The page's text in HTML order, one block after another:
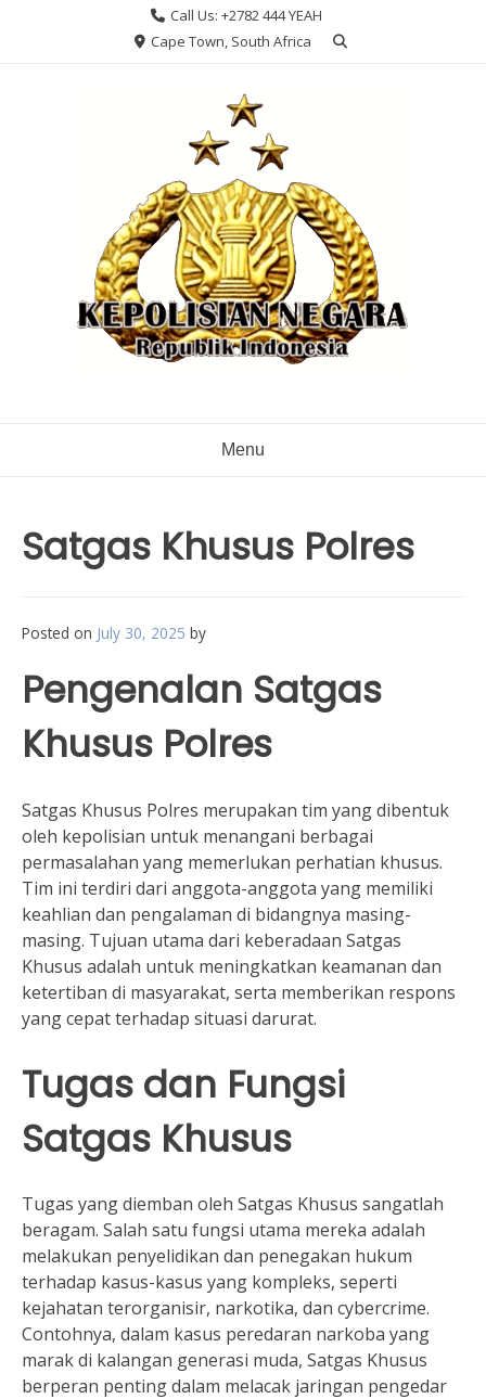
Call Us: +2782 444 YEAH
Cape Town, South Africa
Menu
Satgas Khusus Polres
Posted on July 30, 2025 by
Pengenalan Satgas
Khusus Polres
Satgas Khusus Polres merupakan tim yang dibentuk
oleh kepolisian untuk menangani berbagai
permasalahan yang memerlukan perhatian khusus.
Tim ini terdiri dari anggota-anggota yang memiliki
keahlian dan pengalaman di bidangnya masing-
masing. Tujuan utama dari keberadaan Satgas
Khusus adalah untuk meningkatkan keamanan dan
ketertiban di masyarakat, serta memberikan respons
yang cepat terhadap situasi darurat.
Tugas dan Fungsi
Satgas Khusus
Tugas yang diemban oleh Satgas Khusus sangatlah
beragam. Salah satu fungsi utama mereka adalah
melakukan penyelidikan dan penegakan hukum
terhadap kasus-kasus yang kompleks, seperti
kejahatan terorganisir, narkotika, dan cybercrime.
Contohnya, dalam kasus peredaran narkoba yang
marak di kalangan generasi muda, Satgas Khusus
berperan penting dalam melacak jaringan pengedar